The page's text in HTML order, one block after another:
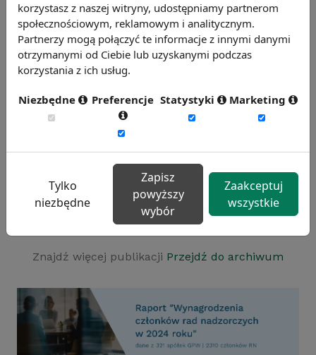
Z ergonomią na bakier – warunki pracy w
polskich biurach
Zagrożenia zawodowe wiążą się nie tylko z
zawodami w których często dochodzi do
wypadków przy pracy. To także sytuacje w
których pracownik jest narażony na stres oraz
tylko pracy fizycznej, ale również pracy
biurowej, która wymusza stałą pozycję ciała i
może nieść za sobą negatywne konsekwencje
zdrowotne, np. otyłość, cukrzyca typu
drugiego, choroby kręgosłupa.
Znajdź więcej publikacji Przejdź do archiwum
korzystasz z naszej witryny, udostępniamy partnerom
społecznościowym, reklamowym i analitycznym.
Partnerzy mogą połączyć te informacje z innymi danymi
otrzymanymi od Ciebie lub uzyskanymi podczas
korzystania z ich usług.
Niezbędne Preferencje Statystyki Marketing
Tylko
niezbędne
Zapisz
powyższy
wybór
Zaakceptuj
wszystkie